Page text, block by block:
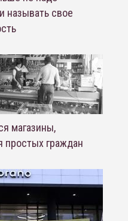
называть свое
магазины,
простых граждан